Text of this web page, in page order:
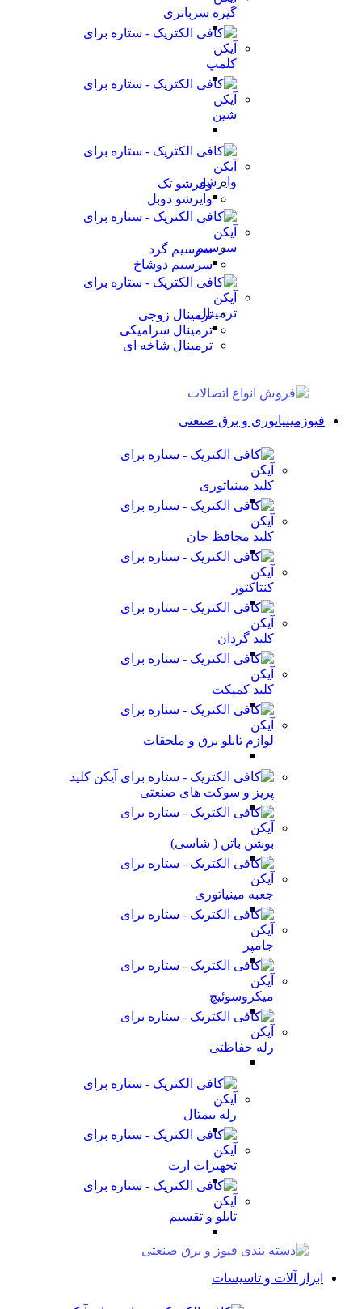
گیره سرباتری
کلمپ
شین
وایرشووایرشو تک
وایرشو دوبل
سرسیمسرسیم گرد
سرسیم دوشاخ
ترمینالترمینال زوجی
ترمینال سرامیکی
ترمینال شاخه ای
فیوزمینیاتوری و برق صنعتی
کلید مینیاتوری
کلید محافظ جان
کنتاکتور
کلید گردان
کلید کمپکت
لوازم تابلو برق و ملحقات
کلید
پریز و سوکت های صنعتی
بوشن باتن ( شاسی)
جعبه مینیاتوری
جامپر
میکروسوئیچ
رله حفاظتی
رله بیمتال
تجهیزات ارت
تابلو و تقسیم
ابزار آلات و تاسیسات